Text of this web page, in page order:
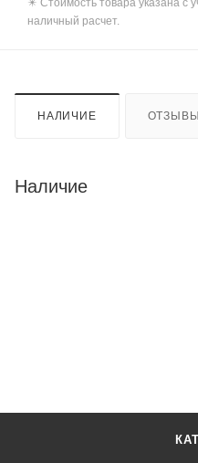
✴️ Стоимость товара указана с
наличный расчет.
НАЛИЧИЕ ОТЗЫВЫ
Наличие